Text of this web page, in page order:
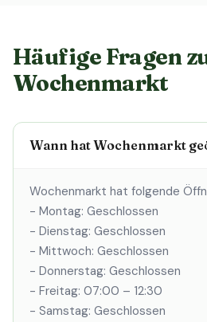
Häufige Fragen
Wochenmarkt
Wann hat Wochenmarkt
Wochenmarkt hat folgende
- Montag: Geschlossen
- Dienstag: Geschlossen
- Mittwoch: Geschlossen
- Donnerstag: Geschlossen
- Freitag: 07:00 – 12:30
- Samstag: Geschlossen